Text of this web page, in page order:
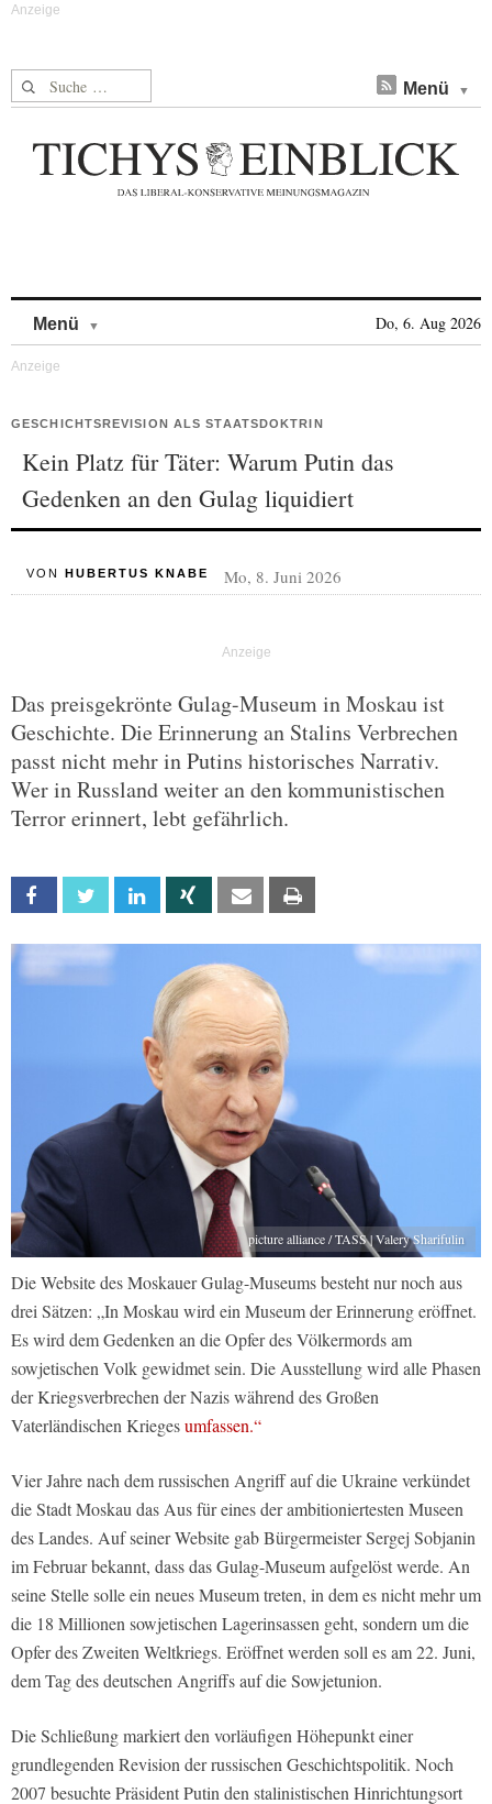
Suche nach: Menü
Menü Do, 6. Aug 2026
GESCHICHTSREVISION ALS STAATSDOKTRIN
Kein Platz für Täter: Warum Putin das
Gedenken an den Gulag liquidiert
VON HUBERTUS KNABE Mo, 8. Juni 2026
Das preisgekrönte Gulag-Museum in Moskau ist
Geschichte. Die Erinnerung an Stalins Verbrechen
passt nicht mehr in Putins historisches Narrativ.
Wer in Russland weiter an den kommunistischen
Terror erinnert, lebt gefährlich.
Facebook Twitter Linkedin Xing Email
picture alliance / TASS | Valery Sharifulin
Die Website des Moskauer Gulag-Museums besteht nur noch aus
drei Sätzen: „In Moskau wird ein Museum der Erinnerung eröffnet.
Es wird dem Gedenken an die Opfer des Völkermords am
sowjetischen Volk gewidmet sein. Die Ausstellung wird alle Phasen
der Kriegsverbrechen der Nazis während des Großen
Vaterländischen Kriegesumfassen.“
Vier Jahre nach dem russischen Angriff auf die Ukraine verkündet
die Stadt Moskau das Aus für eines der ambitioniertesten Museen
des Landes. Auf seiner Website gab Bürgermeister Sergej Sobjanin
im Februar bekannt, dass das Gulag-Museum aufgelöst werde. An
seine Stelle solle ein neues Museum treten, in dem es nicht mehr um
die 18 Millionen sowjetischen Lagerinsassen geht, sondern um die
Opfer des Zweiten Weltkriegs. Eröffnet werden soll es am 22. Juni,
dem Tag des deutschen Angriffs auf die Sowjetunion.
Die Schließung markiert den vorläufigen Höhepunkt einer
grundlegenden Revision der russischen Geschichtspolitik. Noch
2007 besuchte Präsident Putin den stalinistischen Hinrichtungsort